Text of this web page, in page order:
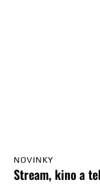
NOVINKY
Stream, kino a